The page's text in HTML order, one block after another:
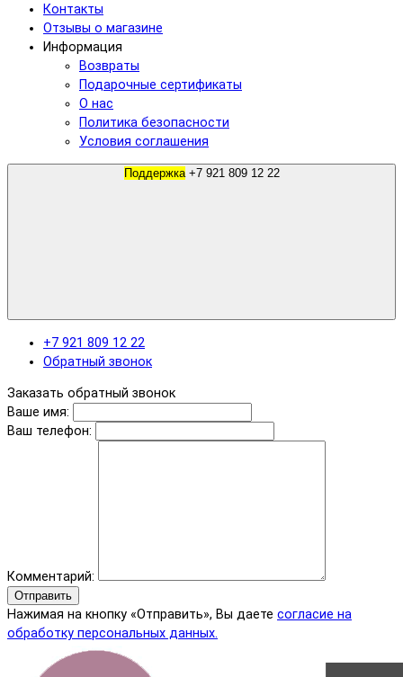
Контакты
Отзывы о магазине
Информация
Возвраты
Подарочные сертификаты
О нас
Политика безопасности
Условия соглашения
Поддержка +7 921 809 12 22
+7 921 809 12 22
Обратный звонок
Заказать обратный звонок
Ваше имя:
Ваш телефон:
Комментарий:
Отправить
Нажимая на кнопку «Отправить», Вы даете согласие на
обработку персональных данных.